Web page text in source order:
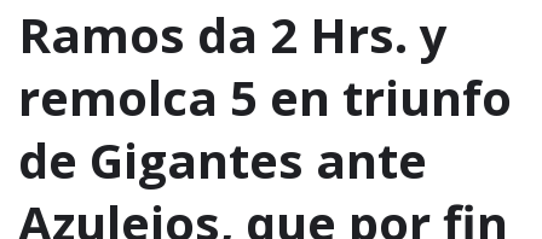
Ramos da 2 Hrs. y
remolca 5 en triunfo
de Gigantes ante
Azulejos, que por fin